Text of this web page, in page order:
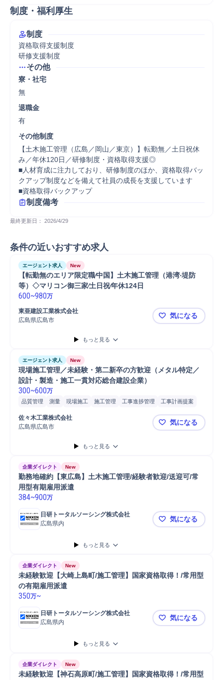
制度・福利厚生
制度
資格取得支援制度
研修支援制度
その他
寮・社宅
無
退職金
有
その他制度
【土木施工管理（広島／岡山／東京）】転勤無／土日祝休
み／年休120日／研修制度・資格取得支援◎
■人材育成に注力しており、研修制度のほか、資格取得バッ
クアップ制度などを備えて社員の成長を支援しています
■資格取得バックアップ
制度備考
最終更新日： 2026/4/29
条件の近いおすすめ求人
エージェント求人 New
【転勤無のエリア限定職∕中国】⼟⽊施⼯管理（港湾‧堤防
等）◇マリコン御三家∕⼟⽇祝∕年休124⽇
600~980万
東亜建設⼯業株式会社
広島県広島市
【転勤無の
気になる
もっと見る
エージェント求人 New
現場施工管理／未経験・第二新卒の方歓迎（メタル特定／
設計・製造・施工一貫対応総合建設企業）
300~600万
品質管理 測量 現場施工 施工管理 工事進捗管理
工事計画提案
工事計画作成
工事計画管理
佐々木工業株式会社
広島県広島市
現場施工管
気になる
もっと見る
企業ダイレクト New
勤務地確約【東広島】土木施工管理/経験者歓迎/送迎可/常
用型有期雇用派遣
384~900万
日研トータルソーシング株式会社
広島県内
勤務地確約
気になる
もっと見る
企業ダイレクト New
未経験歓迎【大崎上島町/施工管理】国家資格取得！/常用型
の有期雇用派遣
350万~
日研トータルソーシング株式会社
広島県内
未経験歓迎
気になる
もっと見る
企業ダイレクト New
未経験歓迎【神石高原町/施工管理】国家資格取得！/常用型